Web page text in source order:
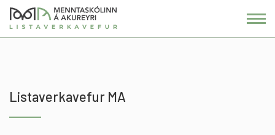
Fara
í
Listaverkavefur MA